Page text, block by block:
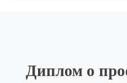
Диплом о